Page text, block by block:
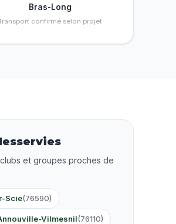
Bras-Long
confirmé selon projet
et groupes proches de
Scie(76590)
Vilmesnil(76110)